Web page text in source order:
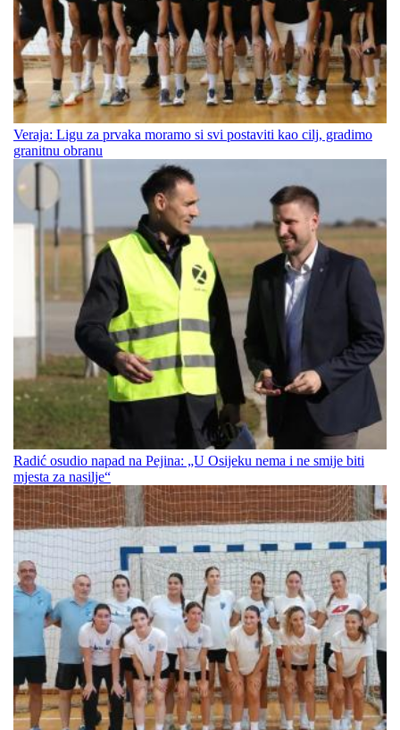
Veraja: Ligu za prvaka moramo si svi postaviti kao cilj, gradimo
granitnu obranu
Radić osudio napad na Pejina: „U Osijeku nema i ne smije biti
mjesta za nasilje“